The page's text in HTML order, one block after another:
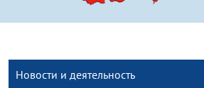
Новости и деятельность